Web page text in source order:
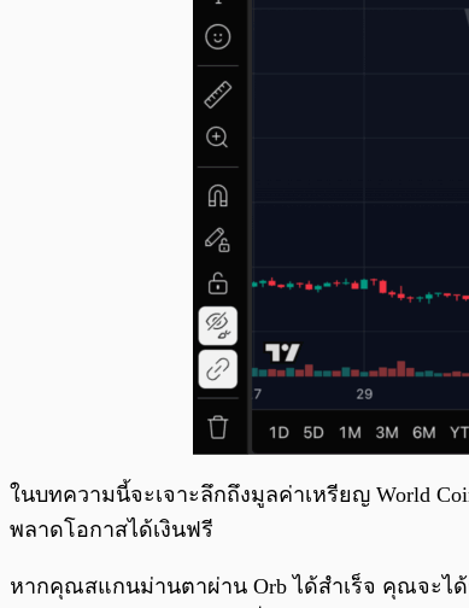
ในบทความนี้จะเจาะลึกถึงมูลค่าเหรียญ World
พลาดโอกาสได้เงินฟรี
หากคุณสแกนม่านตาผ่าน Orb ได้สำเร็จ คุณจะไ